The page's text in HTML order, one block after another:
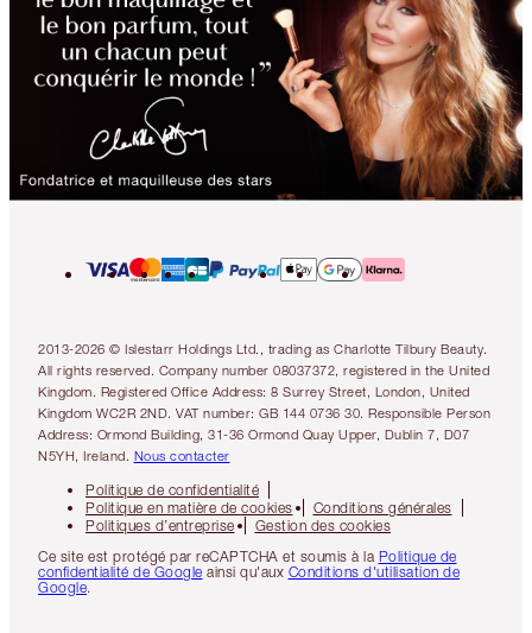
2013-2026 © Islestarr Holdings Ltd., trading as Charlotte Tilbury Beauty.
All rights reserved. Company number 08037372, registered in the United
Kingdom. Registered Office Address: 8 Surrey Street, London, United
Kingdom WC2R 2ND. VAT number: GB 144 0736 30. Responsible Person
Address: Ormond Building, 31-36 Ormond Quay Upper, Dublin 7, D07
N5YH, Ireland. Nous contacter
Politique de confidentialité
Politique en matière de cookies
Conditions générales
Politiques d’entreprise
Gestion des cookies
Ce site est protégé par reCAPTCHA et soumis à la Politique de
confidentialité de Google ainsi qu'aux Conditions d'utilisation de
Google.